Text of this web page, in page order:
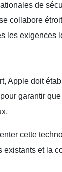
de
collabore
les exigences
Apple doit
garantir
cette
et la